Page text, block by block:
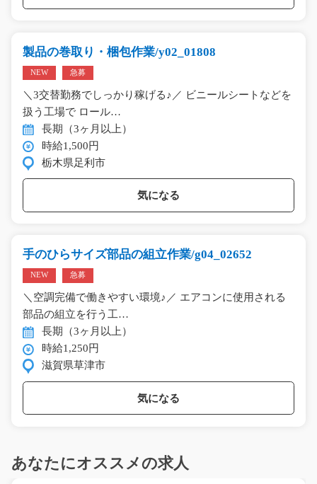
製品の巻取り・梱包作業/y02_01808
NEW 急募
＼3交替勤務でしっかり稼げる♪／ ビニールシートなどを
扱う工場で ロール…
長期（3ヶ月以上）
時給1,500円
栃木県足利市
気になる
手のひらサイズ部品の組立作業/g04_02652
NEW 急募
＼空調完備で働きやすい環境♪／ エアコンに使用される
部品の組立を行う工…
長期（3ヶ月以上）
時給1,250円
滋賀県草津市
気になる
あなたにオススメの求人